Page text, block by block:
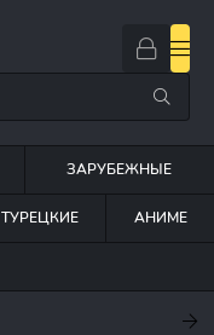
ЗАРУБЕЖНЫЕ
ТУРЕЦКИЕ АНИМЕ